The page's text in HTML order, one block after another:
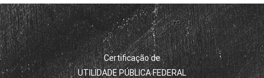
Certificação de
UTILIDADE PÚBLICA FEDERAL